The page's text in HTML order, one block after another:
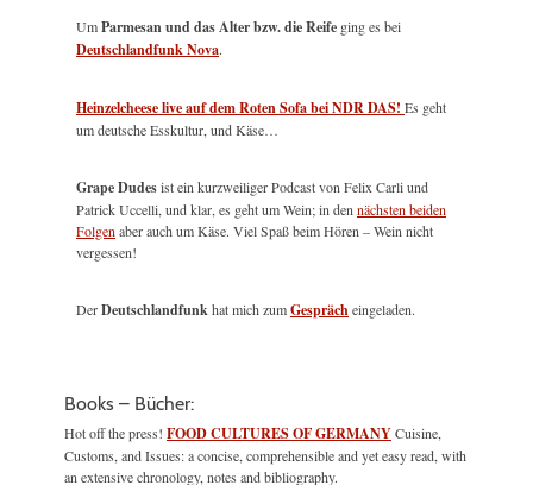
UmParmesan und das Alter bzw. die Reife ging es bei
Deutschlandfunk Nova.
Heinzelcheese live auf dem Roten Sofa bei NDR DAS! Es geht
um deutsche Esskultur, und Käse…
Grape Dudesist ein kurzweiliger Podcast von Felix Carli und
Patrick Uccelli, und klar, es geht um Wein; in den nächsten beiden
Folgen aber auch um Käse. Viel Spaß beim Hören – Wein nicht
vergessen!
DerDeutschlandfunkhat mich zumGesprächeingeladen.
Books – Bücher:
Hot off the press! FOOD CULTURES OF GERMANYCuisine,
Customs, and Issues: a concise, comprehensible and yet easy read, with
an extensive chronology, notes and bibliography.